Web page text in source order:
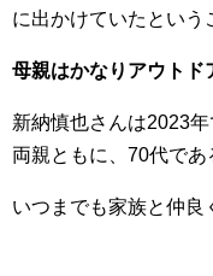
に出かけていたという
母親はかなりアウトド
新納慎也さんは2023
両親ともに、70代であ
いつまでも家族と仲良